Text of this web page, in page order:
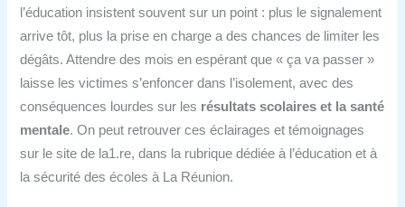
l’éducation insistent souvent sur un point : plus le signalement
arrive tôt, plus la prise en charge a des chances de limiter les
dégâts. Attendre des mois en espérant que « ça va passer »
laisse les victimes s’enfoncer dans l’isolement, avec des
conséquences lourdes sur les résultats scolaires et la santé
mentale. On peut retrouver ces éclairages et témoignages
sur le site de la1.re, dans la rubrique dédiée à l’éducation et à
la sécurité des écoles à La Réunion.